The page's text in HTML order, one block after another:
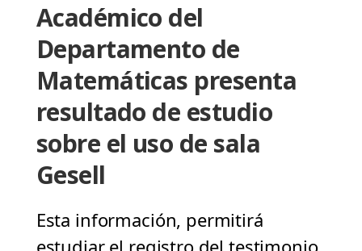
Académico del
Departamento de
Matemáticas presenta
resultado de estudio
sobre el uso de sala
Gesell
Esta información, permitirá